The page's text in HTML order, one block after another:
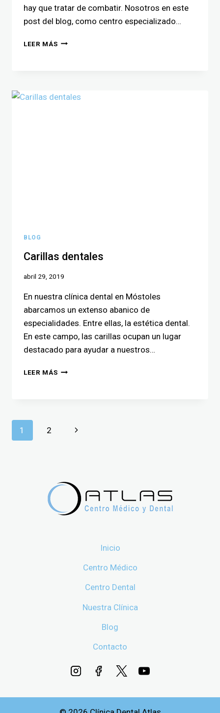
hay que tratar de combatir. Nosotros en este
post del blog, como centro especializado…
LEER MÁS
BLOG
Carillas dentales
abril 29, 2019
En nuestra clínica dental en Móstoles
abarcamos un extenso abanico de
especialidades. Entre ellas, la estética dental.
En este campo, las carillas ocupan un lugar
destacado para ayudar a nuestros…
LEER MÁS
1 2
Inicio
Centro Médico
Centro Dental
Nuestra Clínica
Blog
Contacto